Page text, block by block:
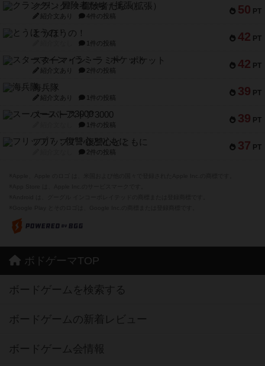
50 PT
クランク! ：冒険者たち（拡張）
紹介文あり 4件の投稿
42 PT
とうほうの！
1件の投稿
42 PT
スターマイン・ラミー ポケット
紹介文あり 2件の投稿
39 PT
海兵隊
紹介文あり 1件の投稿
39 PT
スーパーストア3000
1件の投稿
37 PT
フリップ７：復讐心とともに
2件の投稿
ボドゲーマTOP
ボードゲームを検索する
ボードゲームの新着レビュー
ボードゲーム会情報